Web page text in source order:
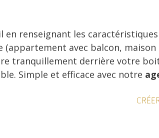
en renseignant les
avec balcon, maison
tranquillement derrière votre
Simple et efficace avec notre